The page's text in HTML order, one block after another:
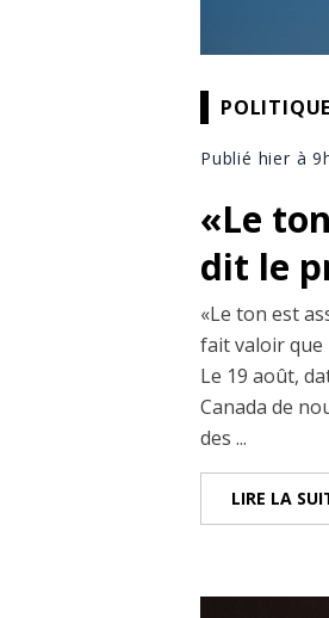
POLITIQUE
Publié hier à
«Le
dit le
«Le ton est
fait valoir que
Le 19 août,
Canada de
des ...
LIRE LA